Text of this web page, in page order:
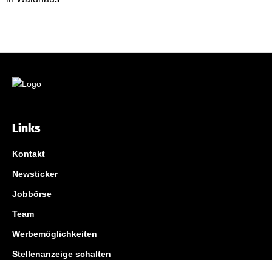
Links
Kontakt
Newsticker
Jobbörse
Team
Werbemöglichkeiten
Stellenanzeige schalten